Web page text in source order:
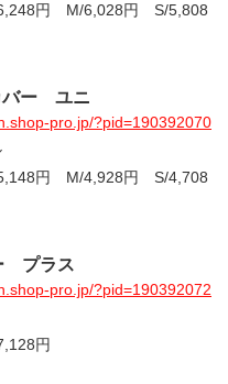
6,248円 M/6,028円 S/5,808
バー ユニ
pro.jp/?pid=190392070
5,148円 M/4,928円 S/4,708
プラス
pro.jp/?pid=190392072
円